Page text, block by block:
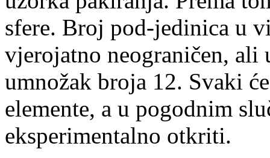
sfere. Broj pod-jedinica u
vjerojatno neograničen,
umnožak broja 12. Svaki
elemente, a u pogodnim
eksperimentalno otkriti.